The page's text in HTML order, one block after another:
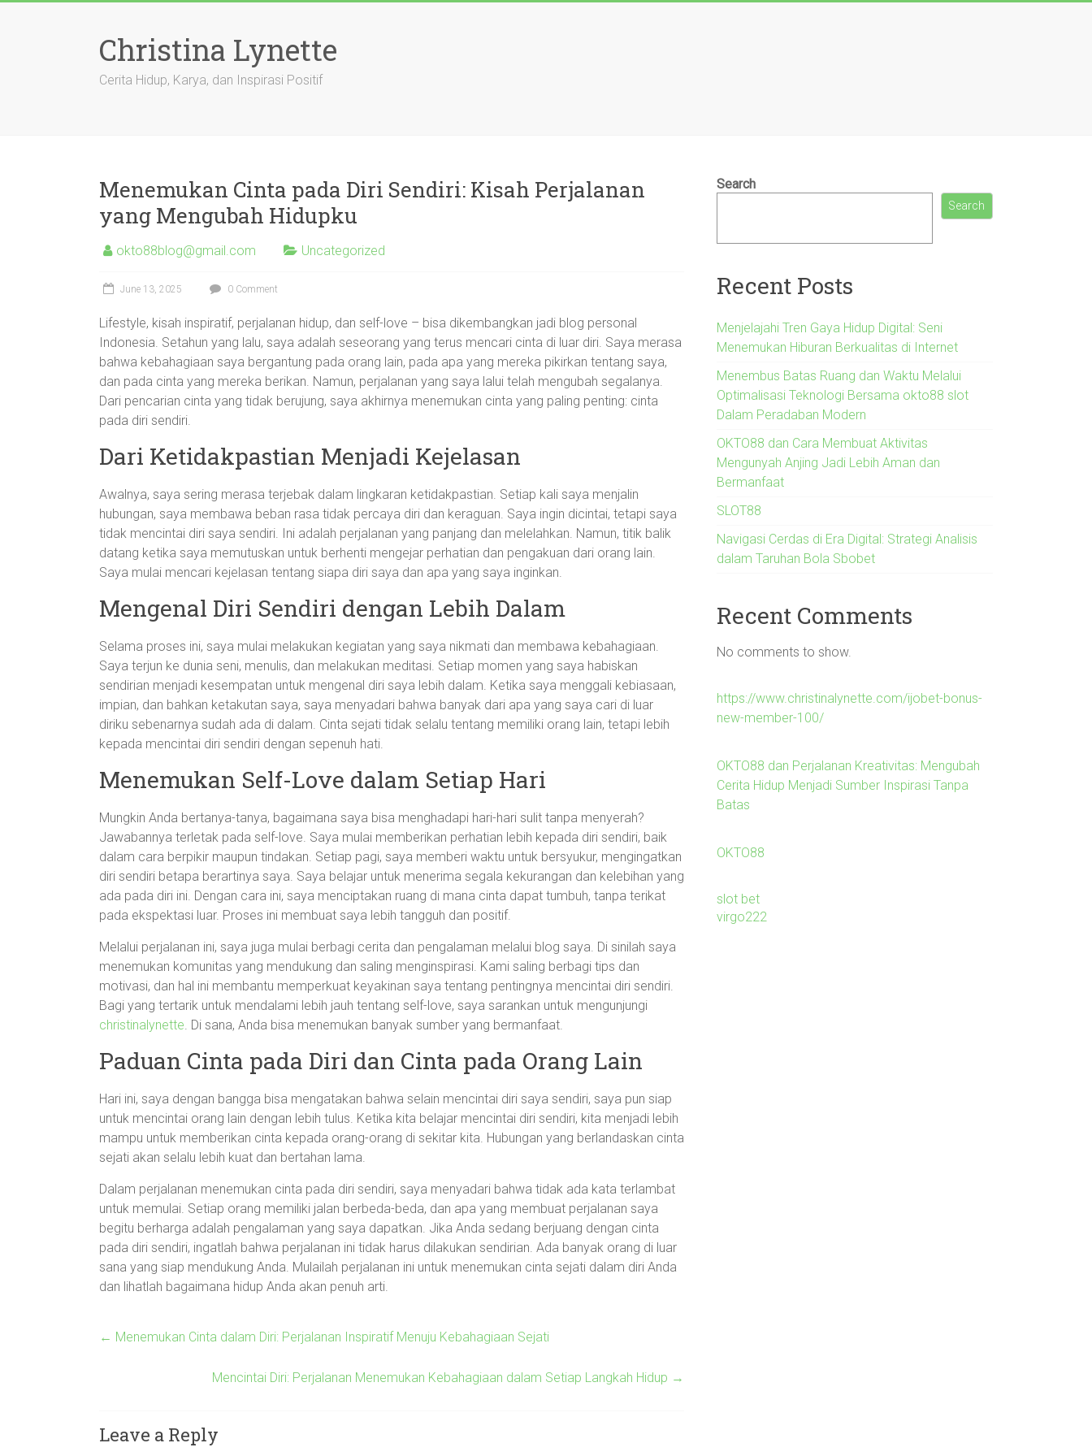
Christina Lynette
Cerita Hidup, Karya, dan Inspirasi Positif
Menemukan Cinta pada Diri Sendiri: Kisah Perjalanan
yang Mengubah Hidupku
okto88blog@gmail.com Uncategorized
June 13, 2025 0 Comment
Lifestyle, kisah inspiratif, perjalanan hidup, dan self-love – bisa dikembangkan jadi blog personal
Indonesia. Setahun yang lalu, saya adalah seseorang yang terus mencari cinta di luar diri. Saya merasa
bahwa kebahagiaan saya bergantung pada orang lain, pada apa yang mereka pikirkan tentang saya,
dan pada cinta yang mereka berikan. Namun, perjalanan yang saya lalui telah mengubah segalanya.
Dari pencarian cinta yang tidak berujung, saya akhirnya menemukan cinta yang paling penting: cinta
pada diri sendiri.
Dari Ketidakpastian Menjadi Kejelasan
Awalnya, saya sering merasa terjebak dalam lingkaran ketidakpastian. Setiap kali saya menjalin
hubungan, saya membawa beban rasa tidak percaya diri dan keraguan. Saya ingin dicintai, tetapi saya
tidak mencintai diri saya sendiri. Ini adalah perjalanan yang panjang dan melelahkan. Namun, titik balik
datang ketika saya memutuskan untuk berhenti mengejar perhatian dan pengakuan dari orang lain.
Saya mulai mencari kejelasan tentang siapa diri saya dan apa yang saya inginkan.
Mengenal Diri Sendiri dengan Lebih Dalam
Selama proses ini, saya mulai melakukan kegiatan yang saya nikmati dan membawa kebahagiaan.
Saya terjun ke dunia seni, menulis, dan melakukan meditasi. Setiap momen yang saya habiskan
sendirian menjadi kesempatan untuk mengenal diri saya lebih dalam. Ketika saya menggali kebiasaan,
impian, dan bahkan ketakutan saya, saya menyadari bahwa banyak dari apa yang saya cari di luar
diriku sebenarnya sudah ada di dalam. Cinta sejati tidak selalu tentang memiliki orang lain, tetapi lebih
kepada mencintai diri sendiri dengan sepenuh hati.
Menemukan Self-Love dalam Setiap Hari
Mungkin Anda bertanya-tanya, bagaimana saya bisa menghadapi hari-hari sulit tanpa menyerah?
Jawabannya terletak pada self-love. Saya mulai memberikan perhatian lebih kepada diri sendiri, baik
dalam cara berpikir maupun tindakan. Setiap pagi, saya memberi waktu untuk bersyukur, mengingatkan
diri sendiri betapa berartinya saya. Saya belajar untuk menerima segala kekurangan dan kelebihan yang
ada pada diri ini. Dengan cara ini, saya menciptakan ruang di mana cinta dapat tumbuh, tanpa terikat
pada ekspektasi luar. Proses ini membuat saya lebih tangguh dan positif.
Melalui perjalanan ini, saya juga mulai berbagi cerita dan pengalaman melalui blog saya. Di sinilah saya
menemukan komunitas yang mendukung dan saling menginspirasi. Kami saling berbagi tips dan
motivasi, dan hal ini membantu memperkuat keyakinan saya tentang pentingnya mencintai diri sendiri.
Bagi yang tertarik untuk mendalami lebih jauh tentang self-love, saya sarankan untuk mengunjungi
christinalynette. Di sana, Anda bisa menemukan banyak sumber yang bermanfaat.
Paduan Cinta pada Diri dan Cinta pada Orang Lain
Hari ini, saya dengan bangga bisa mengatakan bahwa selain mencintai diri saya sendiri, saya pun siap
untuk mencintai orang lain dengan lebih tulus. Ketika kita belajar mencintai diri sendiri, kita menjadi lebih
mampu untuk memberikan cinta kepada orang-orang di sekitar kita. Hubungan yang berlandaskan cinta
sejati akan selalu lebih kuat dan bertahan lama.
Dalam perjalanan menemukan cinta pada diri sendiri, saya menyadari bahwa tidak ada kata terlambat
untuk memulai. Setiap orang memiliki jalan berbeda-beda, dan apa yang membuat perjalanan saya
begitu berharga adalah pengalaman yang saya dapatkan. Jika Anda sedang berjuang dengan cinta
pada diri sendiri, ingatlah bahwa perjalanan ini tidak harus dilakukan sendirian. Ada banyak orang di luar
sana yang siap mendukung Anda. Mulailah perjalanan ini untuk menemukan cinta sejati dalam diri Anda
dan lihatlah bagaimana hidup Anda akan penuh arti.
← Menemukan Cinta dalam Diri: Perjalanan Inspiratif Menuju Kebahagiaan Sejati
Mencintai Diri: Perjalanan Menemukan Kebahagiaan dalam Setiap Langkah Hidup →
Leave a Reply
Search
Search
Recent Posts
Menjelajahi Tren Gaya Hidup Digital: Seni
Menemukan Hiburan Berkualitas di Internet
Menembus Batas Ruang dan Waktu Melalui
Optimalisasi Teknologi Bersama okto88 slot
Dalam Peradaban Modern
OKTO88 dan Cara Membuat Aktivitas
Mengunyah Anjing Jadi Lebih Aman dan
Bermanfaat
SLOT88
Navigasi Cerdas di Era Digital: Strategi Analisis
dalam Taruhan Bola Sbobet
Recent Comments
No comments to show.
https://www.christinalynette.com/ijobet-bonus-
new-member-100/
OKTO88 dan Perjalanan Kreativitas: Mengubah
Cerita Hidup Menjadi Sumber Inspirasi Tanpa
Batas
OKTO88
slot bet
virgo222